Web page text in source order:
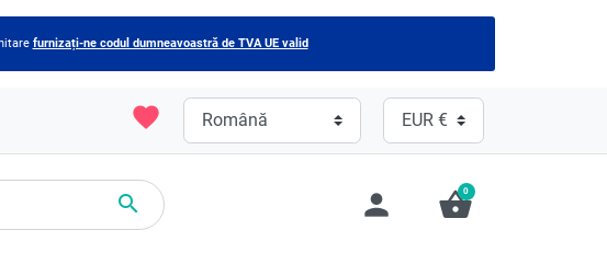
furnizați-ne codul dumneavoastră de TVA UE valid
favorite
 person shopping_basket
0